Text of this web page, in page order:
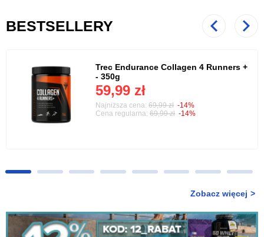
BESTSELLERY Poprzedni
Trec Endurance Collagen 4 Runners +
- 350g
59,99 zł
Najniższa cena: 69,99 zł -14%
Cena regularna: 69,99 zł -14%
Zobacz więcej